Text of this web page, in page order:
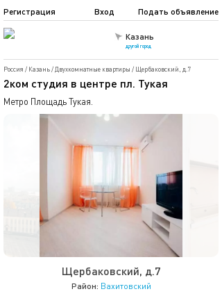
Казань
другой город
Подать объявление
Регистрация Вход
Россия / Казань/ Двухкомнатные квартиры / Щербаковский, д.7
2ком студия в центре пл. Тукая
Метро Площадь Тукая.
Щербаковский, д.7
Район: Вахитовский